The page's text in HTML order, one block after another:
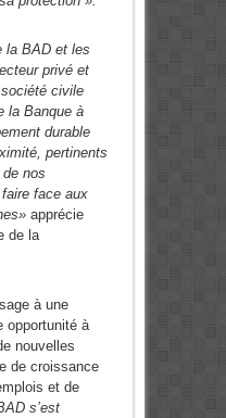
la BAD et les
privé et
civile
la Banque à
durable
pertinents
nos
face aux
apprécie
de la
à une
opportunité à
nouvelles
de croissance
et de
s’est